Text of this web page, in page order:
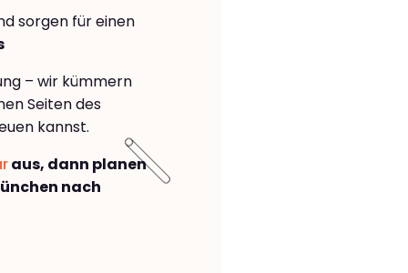
sorgen für einen
– wir kümmern
Seiten des
kannst.
aus, dann planen
nach